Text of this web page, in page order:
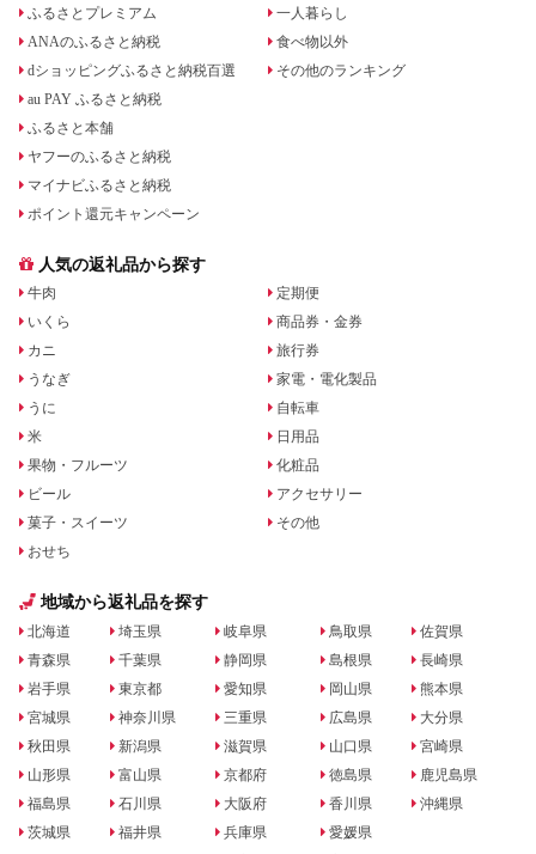
ふるさとプレミアム
ANAのふるさと納税
dショッピングふるさと納税百選
au PAY ふるさと納税
ふるさと本舗
ヤフーのふるさと納税
マイナビふるさと納税
ポイント還元キャンペーン
一人暮らし
食べ物以外
その他のランキング
人気の返礼品から探す
牛肉
いくら
カニ
うなぎ
うに
米
果物・フルーツ
ビール
菓子・スイーツ
おせち
定期便
商品券・金券
旅行券
家電・電化製品
自転車
日用品
化粧品
アクセサリー
その他
地域から返礼品を探す
北海道
青森県
岩手県
宮城県
秋田県
山形県
福島県
茨城県
埼玉県
千葉県
東京都
神奈川県
新潟県
富山県
石川県
福井県
岐阜県
静岡県
愛知県
三重県
滋賀県
京都府
大阪府
兵庫県
鳥取県
島根県
岡山県
広島県
山口県
徳島県
香川県
愛媛県
佐賀県
長崎県
熊本県
大分県
宮崎県
鹿児島県
沖縄県